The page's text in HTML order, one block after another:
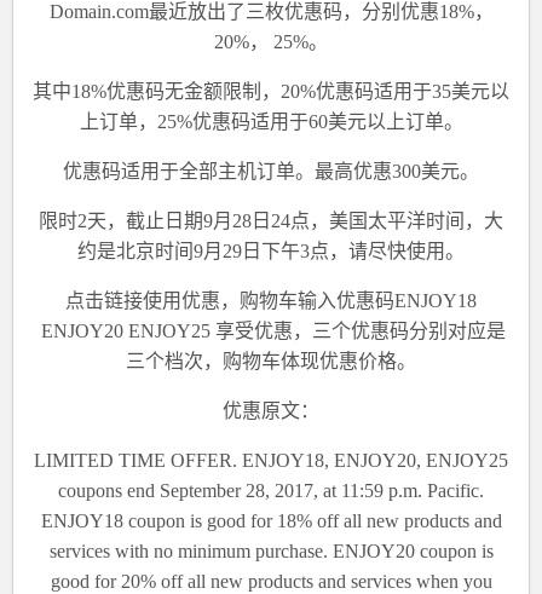
Domain.com最近放出了三枚优惠码，分别优惠18%，
20%， 25%。
其中18%优惠码无金额限制，20%优惠码适用于35美元以
上订单，25%优惠码适用于60美元以上订单。
优惠码适用于全部主机订单。最高优惠300美元。
限时2天，截止日期9月28日24点，美国太平洋时间，大
约是北京时间9月29日下午3点，请尽快使用。
点击链接使用优惠，购物车输入优惠码ENJOY18
ENJOY20 ENJOY25 享受优惠，三个优惠码分别对应是
三个档次，购物车体现优惠价格。
优惠原文：
LIMITED TIME OFFER. ENJOY18, ENJOY20, ENJOY25
coupons end September 28, 2017, at 11:59 p.m. Pacific.
ENJOY18 coupon is good for 18% off all new products and
services with no minimum purchase. ENJOY20 coupon is
good for 20% off all new products and services when you